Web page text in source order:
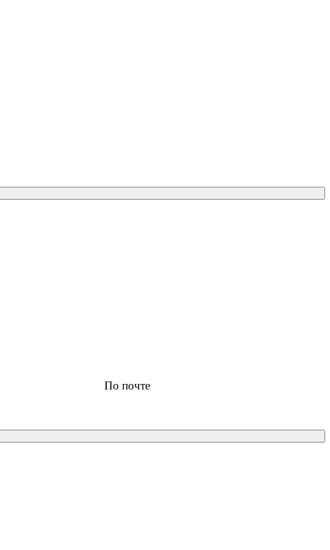
По почте